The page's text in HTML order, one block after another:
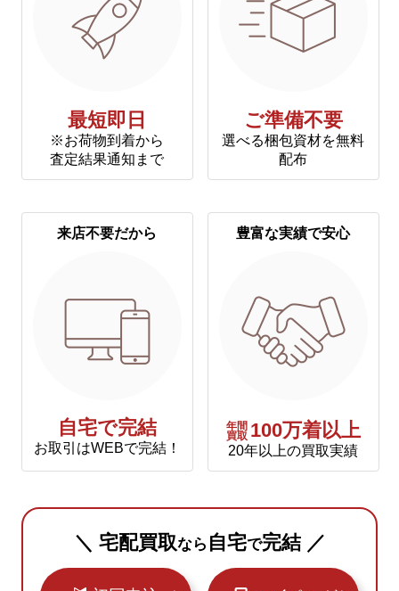
最短即日
※お荷物到着から
査定結果通知まで
ご準備不要
選べる梱包資材を無料
配布
来店不要だから
自宅で完結
お取引はWEBで完結！
豊富な実績で安心
年間
買取 100万着以上
20年以上の買取実績
＼ 宅配買取なら 自宅で完結 ／